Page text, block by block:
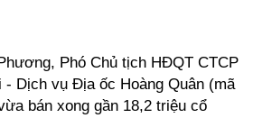
Phó Chủ tịch HĐQT CTCP
Dịch vụ Địa ốc Hoàng Quân (mã
bán xong gần 18,2 triệu cổ